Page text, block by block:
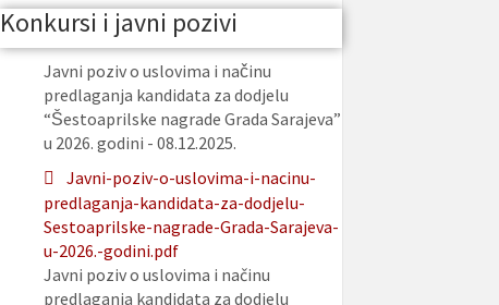
Konkursi i javni pozivi
Javni poziv o uslovima i načinu
predlaganja kandidata za dodjelu
“Šestoaprilske nagrade Grada Sarajeva”
u 2026. godini - 08.12.2025.
Javni-poziv-o-uslovima-i-nacinu-
predlaganja-kandidata-za-dodjelu-
Sestoaprilske-nagrade-Grada-Sarajeva-
u-2026.-godini.pdf
Javni poziv o uslovima i načinu
predlaganja kandidata za dodjelu